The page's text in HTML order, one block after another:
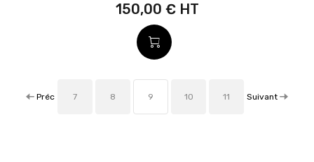
150,00 €
Préc 7 8 9 10 11 Suivant